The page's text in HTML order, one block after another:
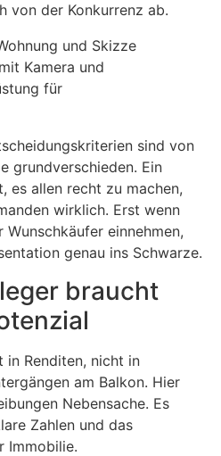
von der Konkurrenz ab.
sind von
grundverschieden. Ein
es allen recht zu machen,
wirklich. Erst wenn
einnehmen,
genau ins Schwarze.
braucht
in Renditen, nicht in
am Balkon. Hier
Nebensache. Es
Zahlen und das
Immobilie.